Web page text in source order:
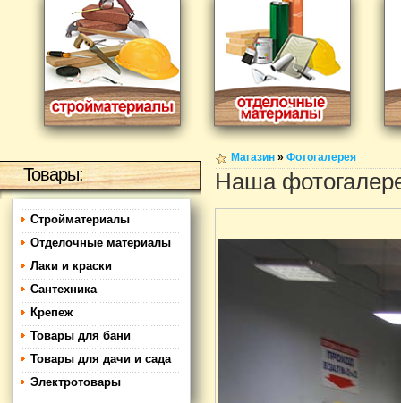
Магазин » Фотогалерея
Наша
Товары:
Стройматериалы
Отделочные материалы
Лаки и краски
Сантехника
Крепеж
Товары для бани
Товары для дачи и сада
Электротовары